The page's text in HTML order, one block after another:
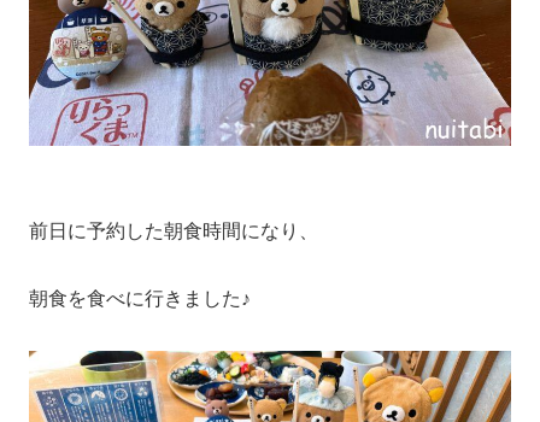
前日に予約した朝食時間になり、
朝食を食べに行きました♪